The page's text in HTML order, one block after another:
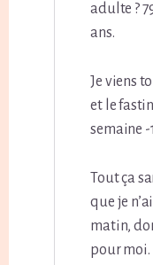
adulte ?
ans.
Je viens
et le
semaine -
Tout ça
que je
matin,
pour moi.